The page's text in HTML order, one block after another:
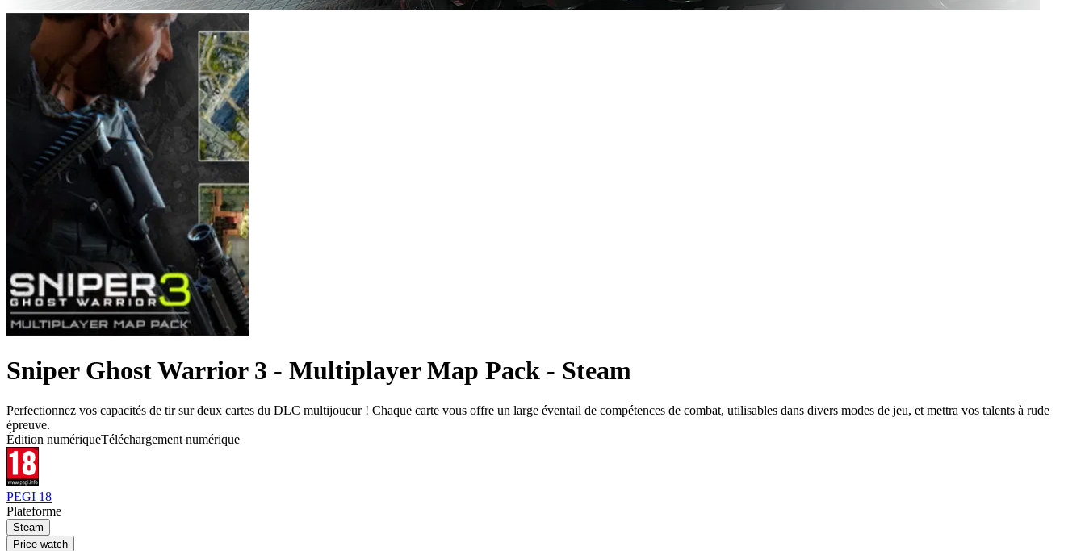
Sniper Ghost Warrior 3 - Multiplayer Map Pack - Steam
Perfectionnez vos capacités de tir sur deux cartes du DLC multijoueur ! Chaque carte vous offre un large éventail de compétences de combat, utilisables dans divers modes de jeu, et mettra vos talents à rude
épreuve.
Édition numériqueTéléchargement numérique
PEGI 18
Plateforme
Steam
Price watch